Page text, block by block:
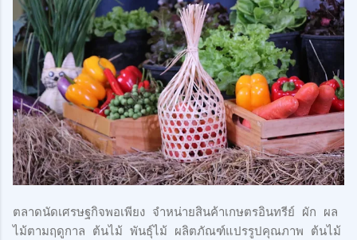
ตลาดนัดเศรษฐกิจพอเพียง จำหน่ายสินค้าเกษตรอินทรีย์ ผัก ผล
ไม้ตามฤดูกาล ต้นไม้ พันธุ์ไม้ ผลิตภัณฑ์แปรรูปคุณภาพ ต้นไม้